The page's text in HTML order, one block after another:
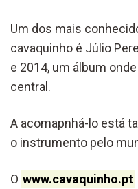
Um dos mais
cavaquinho é Júlio
e 2014, um álbum
central.
A acomapnhá-lo está
o instrumento pelo
O www.cavaquinho.pt